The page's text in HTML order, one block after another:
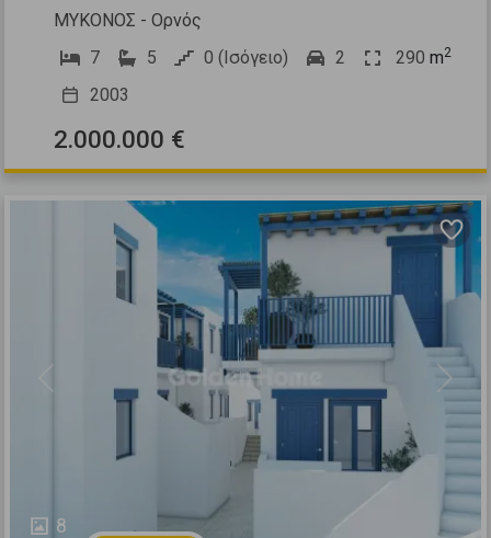
ΜΥΚΟΝΟΣ - Ορνός
7
5 0 (Ισόγειο) 2 290 m2
2003
2.000.000 €
8
Next